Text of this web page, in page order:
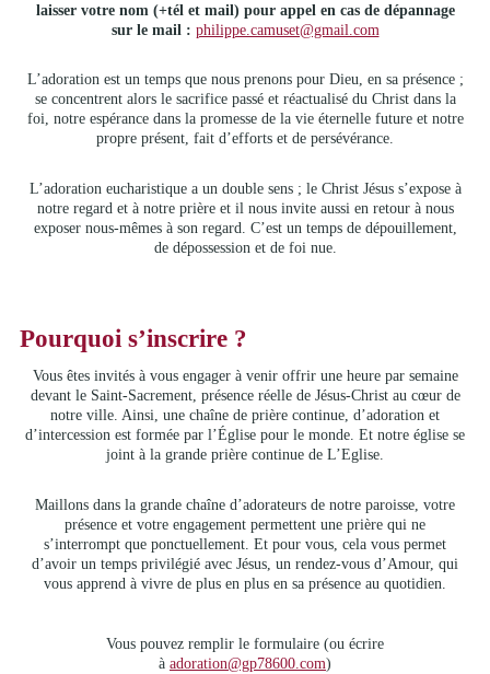
laisser votre nom (+tél et mail) pour appel en cas de dépannage
sur le mail : philippe.camuset@gmail.com
L’adoration est un temps que nous prenons pour Dieu, en sa présence ;
se concentrent alors le sacrifice passé et réactualisé du Christ dans la
foi, notre espérance dans la promesse de la vie éternelle future et notre
propre présent, fait d’efforts et de persévérance.
L’adoration eucharistique a un double sens ; le Christ Jésus s’expose à
notre regard et à notre prière et il nous invite aussi en retour à nous
exposer nous-mêmes à son regard. C’est un temps de dépouillement,
de dépossession et de foi nue.
Pourquoi s’inscrire ?
Vous êtes invités à vous engager à venir offrir une heure par semaine
devant le Saint-Sacrement, présence réelle de Jésus-Christ au cœur de
notre ville. Ainsi, une chaîne de prière continue, d’adoration et
d’intercession est formée par l’Église pour le monde. Et notre église se
joint à la grande prière continue de L’Eglise.
Maillons dans la grande chaîne d’adorateurs de notre paroisse, votre
présence et votre engagement permettent une prière qui ne
s’interrompt que ponctuellement. Et pour vous, cela vous permet
d’avoir un temps privilégié avec Jésus, un rendez-vous d’Amour, qui
vous apprend à vivre de plus en plus en sa présence au quotidien.
Vous pouvez remplir le formulaire (ou écrire
à adoration@gp78600.com)